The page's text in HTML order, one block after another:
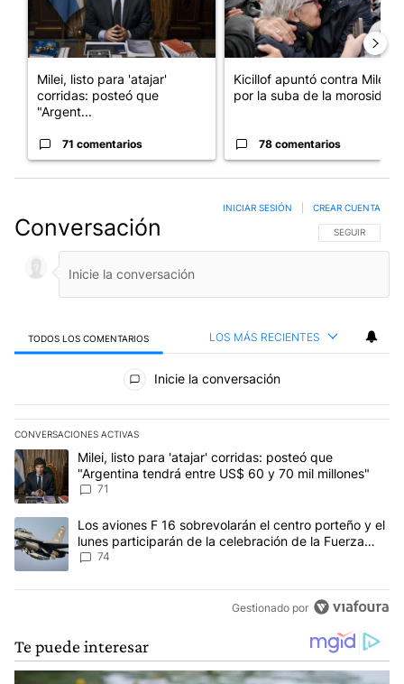
Milei, listo para 'atajar'
corridas: posteó que
"Argent...
71 comentarios
Kicillof apuntó contra Milei
por la suba de la morosida...
78 comentarios
Conversación SIGA ESTA
SEGUIR
INICIAR SESIÓN CREAR CUENTA
TODOS LOS COMENTARIOS LOS MÁS RECIENTES
Todos los comentarios
Inicie la conversación
CONVERSACIONES ACTIVAS
Este listado muestra los artículos con más comentarios en los
Un artículo de tendencia con el título "Milei, listo para 'atajar'
Milei, listo para 'atajar' corridas: posteó que
"Argentina tendrá entre US$ 60 y 70 mil millones"
71
Un artículo de tendencia con el título "Los aviones F 16
Los aviones F 16 sobrevolarán el centro porteño y el
lunes participarán de la celebración de la Fuerza
Aérea
74
Gestionado por